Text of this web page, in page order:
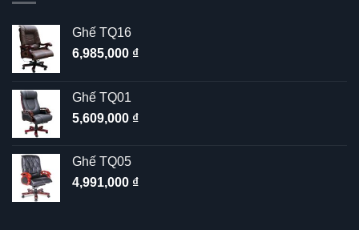
Ghế TQ16
6,985,000 ₫
Ghế TQ01
5,609,000 ₫
Ghế TQ05
4,991,000 ₫